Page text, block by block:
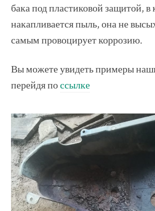
бака под пластиковой защитой, в
накапливается пыль, она не
самым провоцирует коррозию.
Вы можете увидеть примеры
перейдя поссылке